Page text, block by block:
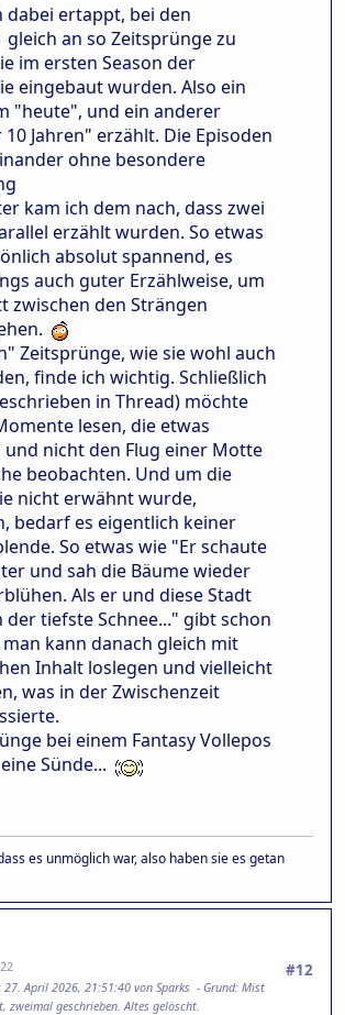
dabei ertappt, bei den
an so Zeitsprünge zu
im ersten Season der
eingebaut wurden. Also ein
"heute", und ein anderer
Jahren" erzählt. Die Episoden
ohne besondere
kam ich dem nach, dass zwei
erzählt wurden. So etwas
absolut spannend, es
auch guter Erzählweise, um
zwischen den Strängen
Zeitsprünge, wie sie wohl auch
finde ich wichtig. Schließlich
in Thread) möchte
lesen, die etwas
nicht den Flug einer Motte
beobachten. Und um die
nicht erwähnt wurde,
bedarf es eigentlich keiner
So etwas wie "Er schaute
und sah die Bäume wieder
Als er und diese Stadt
der tiefste Schnee..." gibt schon
kann danach gleich mit
Inhalt loslegen und vielleicht
was in der Zwischenzeit
bei einem Fantasy Vollepos
Sünde...
es unmöglich war, also haben sie es getan
#12
: 27. April 2026, 21:51:40 von Sparks Grund: Mist
zweimal geschrieben. Altes gelöscht.